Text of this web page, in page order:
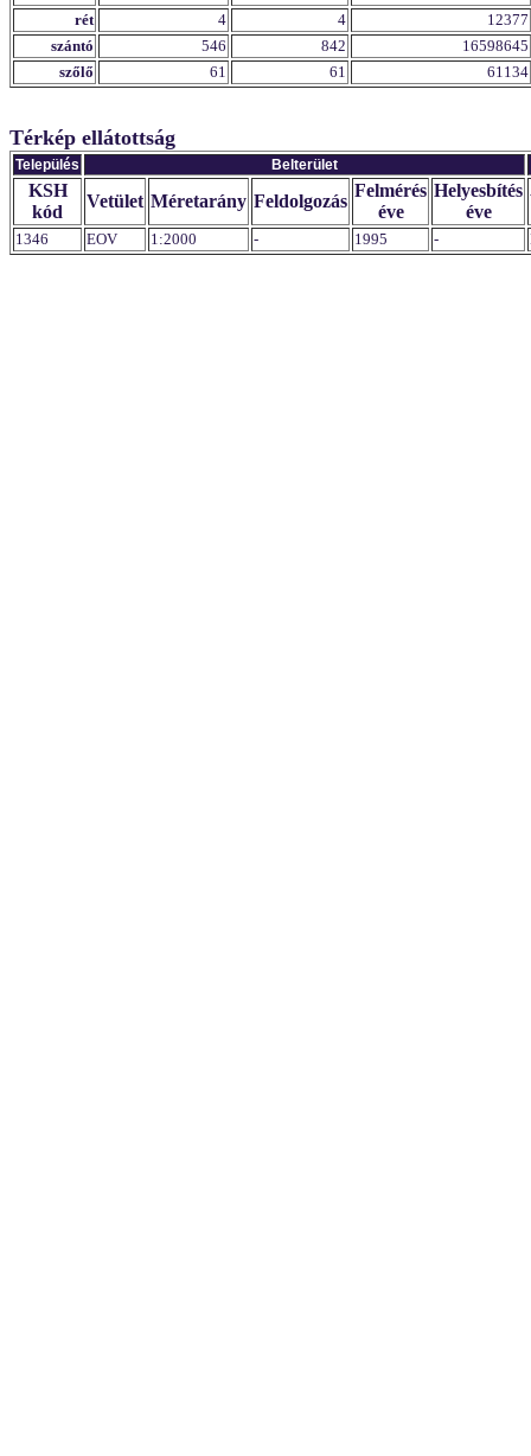
rét
4 4
12377
szántó
546 842
16598645
szőlő
61 61 61134
Térkép ellátottság
Település Belterület
KSH
kód
Vetület Méretarány Feldolgozás
Felmérés
éve
Helyesbítés
éve
1346 EOV 1:2000 - 1995 -